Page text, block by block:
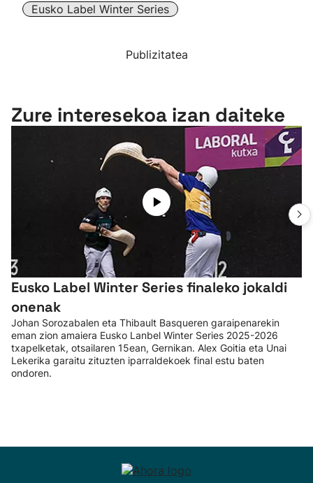
Eusko Label Winter Series
Publizitatea
Zure interesekoa izan daiteke
Eusko Label Winter Series finaleko jokaldi
onenak
Johan Sorozabalen eta Thibault Basqueren garaipenarekin
eman zion amaiera Eusko Lanbel Winter Series 2025-2026
txapelketak, otsailaren 15ean, Gernikan. Alex Goitia eta Unai
Lekerika garaitu zituzten iparraldekoek final estu baten
ondoren.